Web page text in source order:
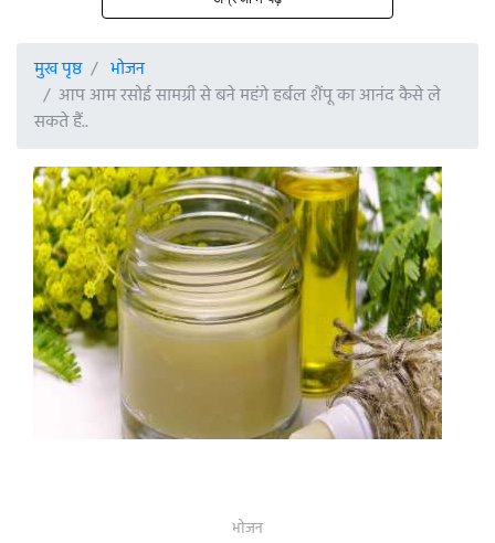
मुख पृष्ठ
भोजन
आप आम रसोई सामग्री से बने महंगे हर्बल शैंपू का आनंद कैसे ले
सकते हैं..
भोजन